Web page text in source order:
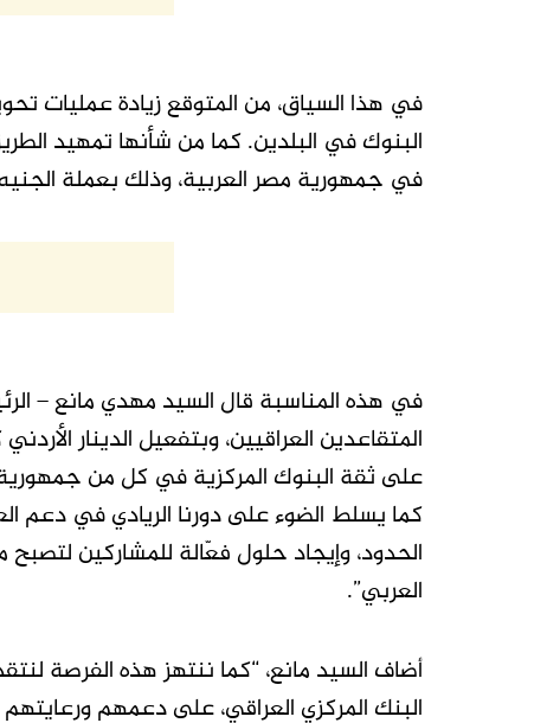
في هذا السياق، من المتوقع زيادة عمليات
البنوك في البلدين. كما من شأنها تمهيد
في جمهورية مصر العربية، وذلك بعملة
في هذه المناسبة قال السيد مهدي مانع –
المتقاعدين العراقيين، وبتفعيل الدينار
على ثقة البنوك المركزية في كل من
كما يسلط الضوء على دورنا الريادي في دعم
الحدود، وإيجاد حلول فعّالة للمشاركين
العربي”.
أضاف السيد مانع، “كما ننتهز هذه الفرصة
البنك المركزي العراقي، على دعمهم